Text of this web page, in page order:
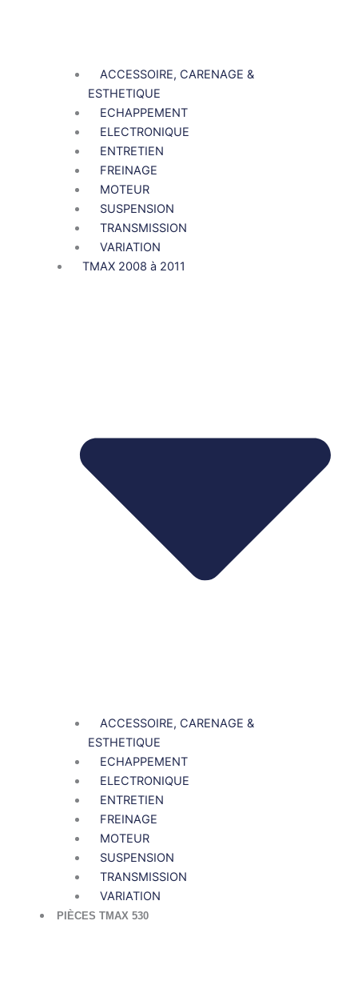
ACCESSOIRE, CARENAGE &
ESTHETIQUE
ECHAPPEMENT
ELECTRONIQUE
ENTRETIEN
FREINAGE
MOTEUR
SUSPENSION
TRANSMISSION
VARIATION
TMAX 2008 à 2011
ACCESSOIRE, CARENAGE &
ESTHETIQUE
ECHAPPEMENT
ELECTRONIQUE
ENTRETIEN
FREINAGE
MOTEUR
SUSPENSION
TRANSMISSION
VARIATION
PIÈCES TMAX 530